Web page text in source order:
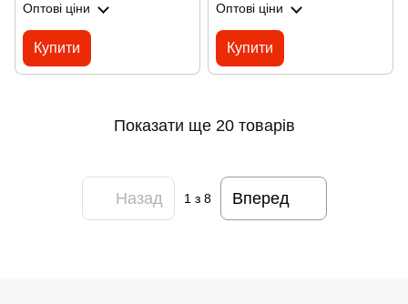
Оптові ціни
Купити
Оптові ціни
Купити
Показати ще 20 товарів
Назад 1з 8 Вперед